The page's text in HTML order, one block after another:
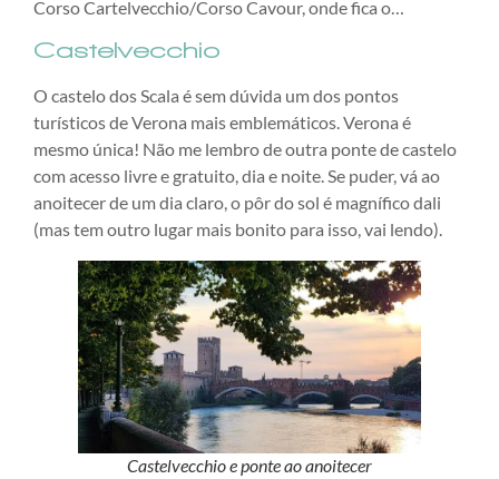
Corso Cartelvecchio/Corso Cavour, onde fica o…
Castelvecchio
O castelo dos Scala é sem dúvida um dos pontos
turísticos de Verona mais emblemáticos. Verona é
mesmo única! Não me lembro de outra ponte de castelo
com acesso livre e gratuito, dia e noite. Se puder, vá ao
anoitecer de um dia claro, o pôr do sol é magnífico dali
(mas tem outro lugar mais bonito para isso, vai lendo).
Castelvecchio e ponte ao anoitecer